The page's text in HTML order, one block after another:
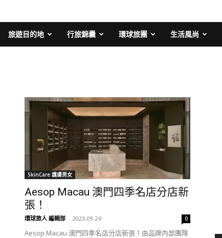
旅遊目的地 行旅錦囊 環球旅團 生活風尚
SkinCare 護膚男女
Aesop Macau 澳門四季名店分店新
張！
環球旅人 編輯部 - 2023-09-26 0
Aesop Macau 澳門四季名店分店新張！由品牌內部團隊